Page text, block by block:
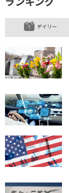
デイリー